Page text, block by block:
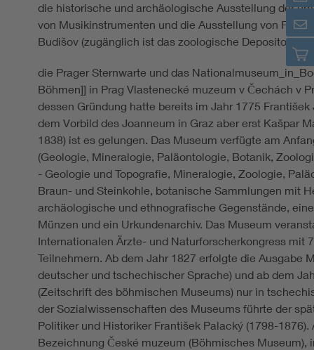
die historische und archäologische Ausstellung der
von Musikinstrumenten und die Ausstellung von
Budišov (zugänglich ist das zoologische
die Prager Sternwarte und das
Böhmen]] in Prag Vlastenecké muzeum v Čechách v
dessen Gründung hatte bereits im Jahr 1775
dem Vorbild des Joanneum in Graz aber erst Kašpar
1838) ist es gelungen. Das Museum verfügte am
(Geologie, Mineralogie, Paläontologie, Botanik,
- Geologie und Topografie, Mineralogie, Zoologie,
Braun- und Steinkohle, botanische Sammlungen mit
archäologische und ethnografische Gegenstände,
Münzen und ein Urkundenarchiv. Das Museum
Internationalen Ärzte- und Naturforscherkongress mit
Teilnehmern. Ab dem Jahr 1827 erfolgte die Ausgabe
deutscher und tschechischer Sprache) und ab dem
(Zeitschrift des böhmischen Museums) nur in
der Sozialwissenschaften des Museums führte der
Politiker und Historiker František Palacký (1798-
Bezeichnung České muzeum (Böhmisches Museum),